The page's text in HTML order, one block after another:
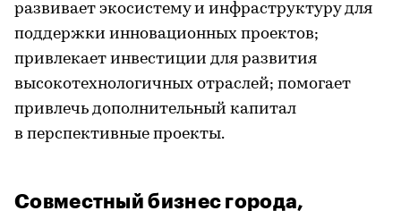
развивает экосистему и инфраструктуру для
поддержки инновационных проектов;
привлекает инвестиции для развития
высокотехнологичных отраслей; помогает
привлечь дополнительный капитал
в перспективные проекты.
Совместный бизнес города,